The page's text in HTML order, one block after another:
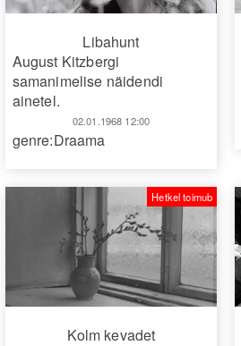
Libahunt
August Kitzbergi
samanimelise näidendi
ainetel.
02.01.1968 12:00
genre:Draama
Kolm kevadet
Hetkel toimub